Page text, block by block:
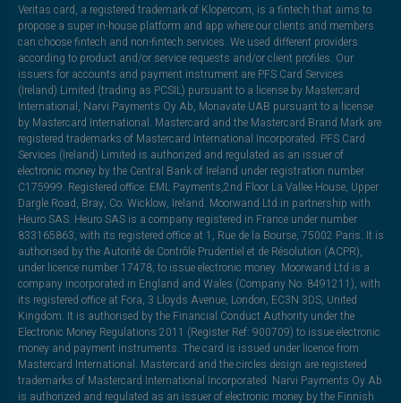
Veritas card, a registered trademark of Klopercom, is a fintech that aims to
propose a super in-house platform and app where our clients and members
can choose fintech and non-fintech services. We used different providers
according to product and/or service requests and/or client profiles. Our
issuers for accounts and payment instrument are PFS Card Services
(Ireland) Limited (trading as PCSIL) pursuant to a license by Mastercard
International, Narvi Payments Oy Ab, Monavate UAB pursuant to a license
by Mastercard International. Mastercard and the Mastercard Brand Mark are
registered trademarks of Mastercard International Incorporated. PFS Card
Services (Ireland) Limited is authorized and regulated as an issuer of
electronic money by the Central Bank of Ireland under registration number
C175999. Registered office: EML Payments,2nd Floor La Vallee House, Upper
Dargle Road, Bray, Co. Wicklow, Ireland. Moorwand Ltd in partnership with
Heuro SAS. Heuro SAS is a company registered in France under number
833165863, with its registered office at 1, Rue de la Bourse, 75002 Paris. It is
authorised by the Autorité de Contrôle Prudentiel et de Résolution (ACPR),
under licence number 17478, to issue electronic money. Moorwand Ltd is a
company incorporated in England and Wales (Company No. 8491211), with
its registered office at Fora, 3 Lloyds Avenue, London, EC3N 3DS, United
Kingdom. It is authorised by the Financial Conduct Authority under the
Electronic Money Regulations 2011 (Register Ref: 900709) to issue electronic
money and payment instruments. The card is issued under licence from
Mastercard International. Mastercard and the circles design are registered
trademarks of Mastercard International Incorporated. Narvi Payments Oy Ab
is authorized and regulated as an issuer of electronic money by the Finnish